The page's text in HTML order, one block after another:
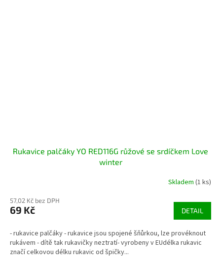
Rukavice palčáky YO RED116G růžové se srdíčkem Love
winter
Skladem (1 ks)
57,02 Kč bez DPH
69 Kč DETAIL
- rukavice palčáky - rukavice jsou spojené šňůrkou, lze provéknout
rukávem - dítě tak rukavičky neztratí- vyrobeny v EUdélka rukavic
značí celkovou délku rukavic od špičky...